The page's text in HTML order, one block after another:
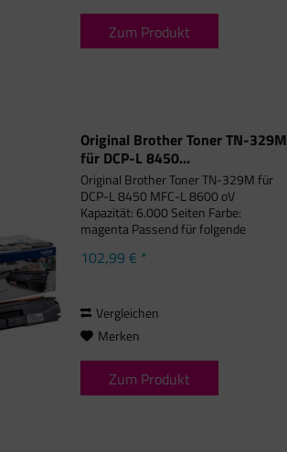
Zum Produkt
Original Brother Toner TN-329M
für DCP-L 8450...
Original Brother Toner TN-329M für
DCP-L 8450 MFC-L 8600 oV
Kapazität: 6.000 Seiten Farbe:
magenta Passend für folgende
CDW, Brother HL-L 8350 CDW,
102,99 € *
Vergleichen
Merken
Zum Produkt